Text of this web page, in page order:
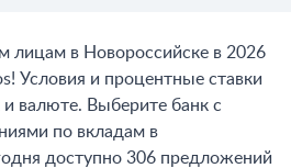
лицам в Новороссийске в 2026
валюте. Выберите банк с
по вкладам в
доступно 306 предложений